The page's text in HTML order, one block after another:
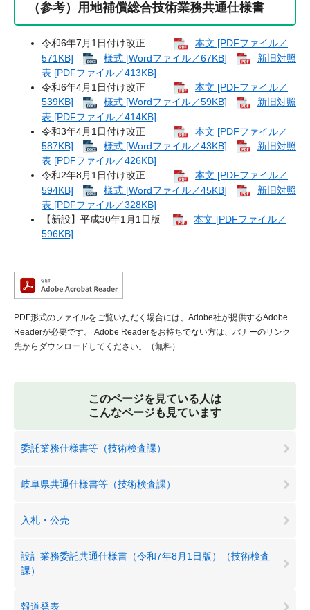
（参考）用地補償総合技術業務共通仕様書
令和6年7月1日付け改正
本文 [PDFファイル／
571KB]
様式 [Wordファイル／67KB]
新旧対照
表 [PDFファイル／413KB]
令和6年4月1日付け改正
本文 [PDFファイル／
539KB]
様式 [Wordファイル／59KB]
新旧対照
表 [PDFファイル／414KB]
令和3年4月1日付け改正
本文 [PDFファイル／
587KB]
様式 [Wordファイル／43KB]
新旧対照
表 [PDFファイル／426KB]
令和2年8月1日付け改正
本文 [PDFファイル／
594KB]
様式 [Wordファイル／45KB]
新旧対照
表 [PDFファイル／328KB]
【新設】平成30年1月1日版
本文 [PDFファイル／
596KB]
PDF形式のファイルをご覧いただく場合には、Adobe社が提供するAdobe
Readerが必要です。
Adobe Readerをお持ちでない方は、バナーのリンク
先からダウンロードしてください。（無料）
このページを見ている人は
こんなページも見ています
委託業務仕様書等（技術検査課）
岐阜県共通仕様書等（技術検査課）
入札・公売
設計業務委託共通仕様書（令和7年8月1日版）（技術検査
課）
報道発表